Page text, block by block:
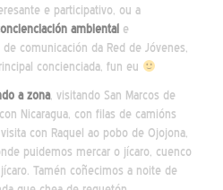
e participativo, ou a
ambiental e
comunicación da Red de Jóvenes,
concienciada, fun eu
a zona, visitando San Marcos de
Nicaragua, con filas de camións
con Raquel ao pobo de Ojojona,
puidemos mercar o jícaro, cuenco
Tamén coñecimos a noite de